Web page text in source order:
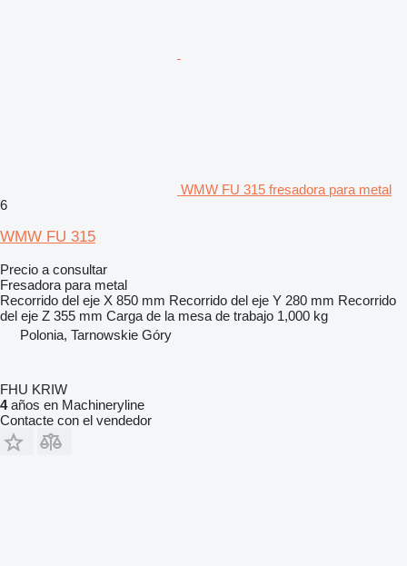
WMW FU 315 fresadora para metal
6
WMW FU 315
Precio a consultar
Fresadora para metal
Recorrido del eje X 850 mm Recorrido del eje Y 280 mm Recorrido
del eje Z 355 mm Carga de la mesa de trabajo 1,000 kg
Polonia, Tarnowskie Góry
FHU KRIW
4años en Machineryline
Contacte con el vendedor